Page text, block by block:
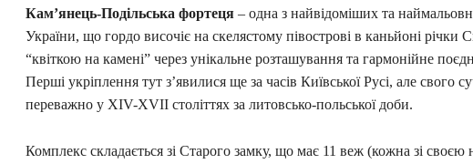
Кам’янець-Подільська фортеця – одна з найвідоміших та
України, що гордо височіє на скелястому півострові в каньйоні річки
“квіткою на камені” через унікальне розташування та гармонійне
Перші укріплення тут з’явилися ще за часів Київської Русі, але свого
переважно у XIV-XVII століттях за литовсько-польської доби.
Комплекс складається зі Старого замку, що має 11 веж (кожна зі своєю